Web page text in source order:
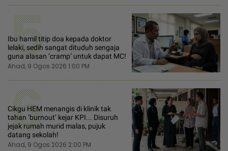
5
Ibu hamil titip doa kepada doktor
lelaki, sedih sangat dituduh sengaja
guna alasan ‘cramp’ untuk dapat MC!
Ahad, 9 Ogos 2026 1:00 PM
6
Cikgu HEM menangis di klinik tak
tahan ‘burnout’ kejar KPI... Disuruh
jejak rumah murid malas, pujuk
datang sekolah!
Ahad, 9 Ogos 2026 2:00 PM